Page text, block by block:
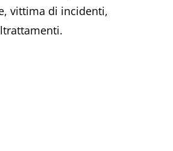
vittima di incidenti,